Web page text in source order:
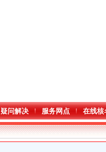
疑问解决 服务网点 在线核